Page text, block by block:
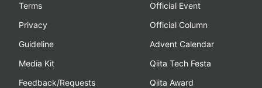
Terms
Privacy
Guideline
Media Kit
Feedback/Requests
Official Event
Official Column
Advent Calendar
Qiita Tech Festa
Qiita Award